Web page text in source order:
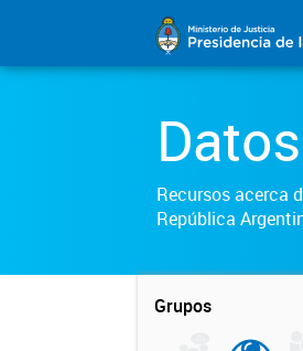
Datos
Recursos acerca
República
Grupos